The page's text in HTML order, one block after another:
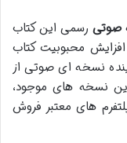
صوتیرسمی این کتاب
محبوبیت کتاب
نسخه ای صوتی از
نسخه های موجود،
های معتبر فروش